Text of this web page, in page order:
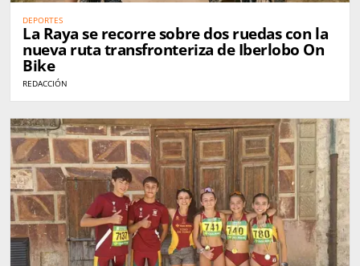
DEPORTES
La Raya se recorre sobre dos ruedas con la
nueva ruta transfronteriza de Iberlobo On
Bike
REDACCIÓN